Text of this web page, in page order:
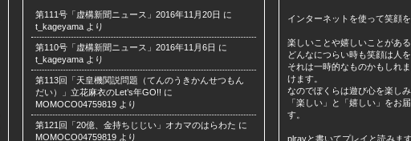
第111号「虚構新聞ニュース」2016年11月20日 に
t_kageyama より
第110号「虚構新聞ニュース」2016年11月6日 に
t_kageyama より
第113回「天皇機関説問題（てんのうきかんせつもん
だい）」立花麻衣のLet’s年GO!! に
MOMOCO04759819 より
第121回「20億、金持ちじじい」オカマのはらわた に
MOMOCO04759819 より
インターネットを使って笑顔
楽しいことや嬉しいことがあ
どんなにつらい時も笑顔は人を
それは一時的なものかもしれ
けます。
なのでぼくらは遊び心を楽し
「楽しい」と「嬉しい」をお
す。
plrayと書いてプレイと読みます